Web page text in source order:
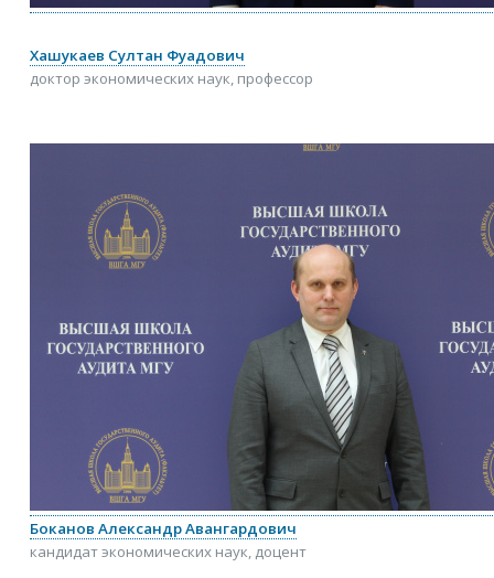
Хашукаев Султан Фуадович
доктор экономических наук, профессор
Боканов Александр Авангардович
кандидат экономических наук, доцент